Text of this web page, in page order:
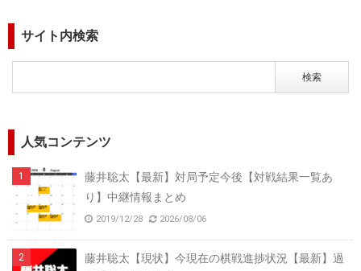
サイト内検索
人気コンテンツ
藤井聡太【最新】対局予定今後【対戦結果一覧あ
り】中継情報まとめ
2019/12/28 2026/08/06
藤井聡太【現状】今現在の棋戦進捗状況【最新】過